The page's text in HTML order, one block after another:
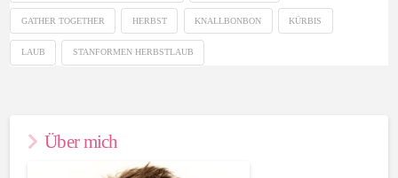
GATHER TOGETHER HERBST KNALLBONBON KÜRBIS
LAUB STANFORMEN HERBSTLAUB
Über mich